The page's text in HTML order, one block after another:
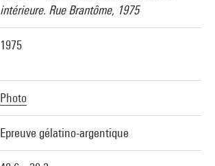
intérieure. Rue Brantôme, 1975
1975
Photo
Epreuve gélatino-argentique